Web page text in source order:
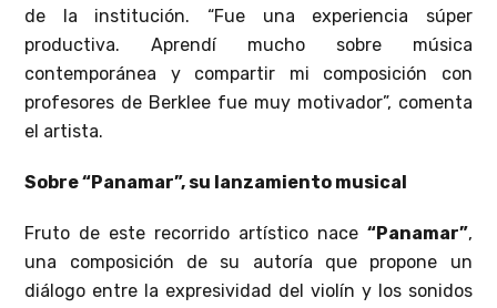
de la institución. “Fue una experiencia súper
productiva. Aprendí mucho sobre música
contemporánea y compartir mi composición con
profesores de Berklee fue muy motivador”, comenta
el artista.
Sobre “Panamar”, su lanzamiento musical
Fruto de este recorrido artístico nace “Panamar”,
una composición de su autoría que propone un
diálogo entre la expresividad del violín y los sonidos